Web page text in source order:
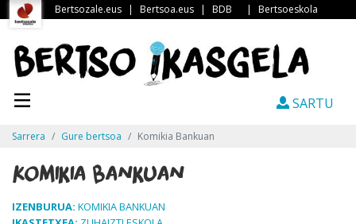
Bertsozale.eus | Bertsoa.eus | BDB | Bertsoeskola
SARTU
Sarrera Gure bertsoa Komikia Bankuan
Komikia Bankuan
IZENBURUA: KOMIKIA BANKUAN